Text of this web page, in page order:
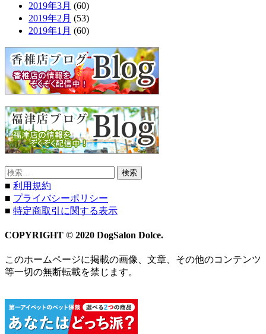
2019年3月 (60)
2019年2月 (53)
2019年1月 (60)
検
索:
■ 利用規約
■ プライバシーポリシー
■ 特定商取引に関する表示
COPYRIGHT © 2020 DogSalon Dolce.
このホームページに掲載の画像、文章、その他のコンテンツ
等一切の無断転載を禁じます。